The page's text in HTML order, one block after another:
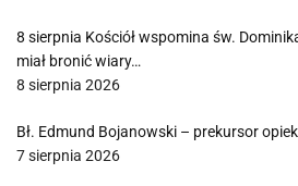
8 sierpnia Kościół wspomina św.
miał bronić wiary…
8 sierpnia 2026
Bł. Edmund Bojanowski – prekursor
7 sierpnia 2026